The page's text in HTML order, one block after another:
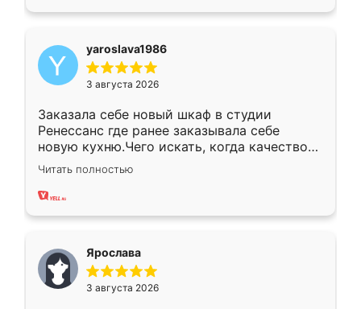
yaroslava1986
3 августа 2026
Заказала себе новый шкаф в студии
Ренессанс где ранее заказывала себе
новую кухню.Чего искать, когда качеством
вполне довольна. Служит кухня уже почти
два года, нареканий нет.
Читать полностью
Ярослава
3 августа 2026